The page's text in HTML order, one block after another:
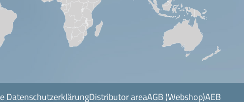
DatenschutzerklärungDistributor areaAGB (Webshop)AEB